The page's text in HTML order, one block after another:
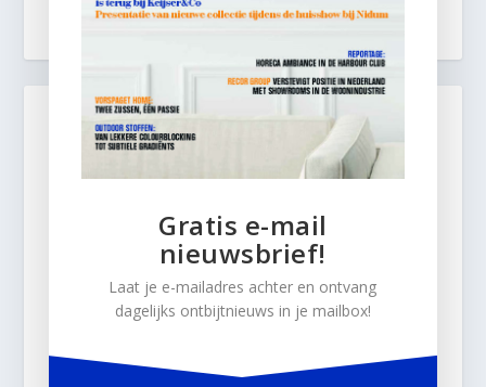
Gratis e-mail
nieuwsbrief!
Laat je e-mailadres achter en ontvang
dagelijks ontbijtnieuws in je mailbox!